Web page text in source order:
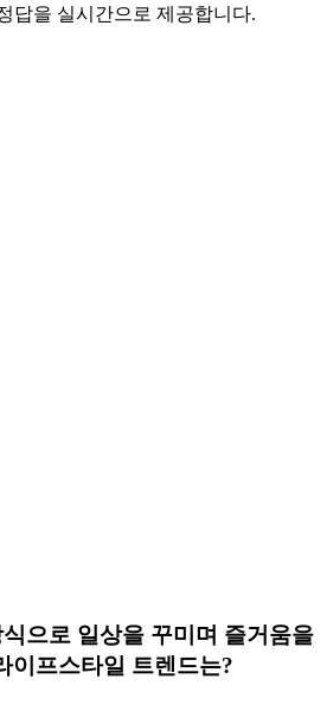
답을 실시간으로 제공합니다.
으로 일상을 꾸미며 즐거움을
이프스타일 트렌드는?